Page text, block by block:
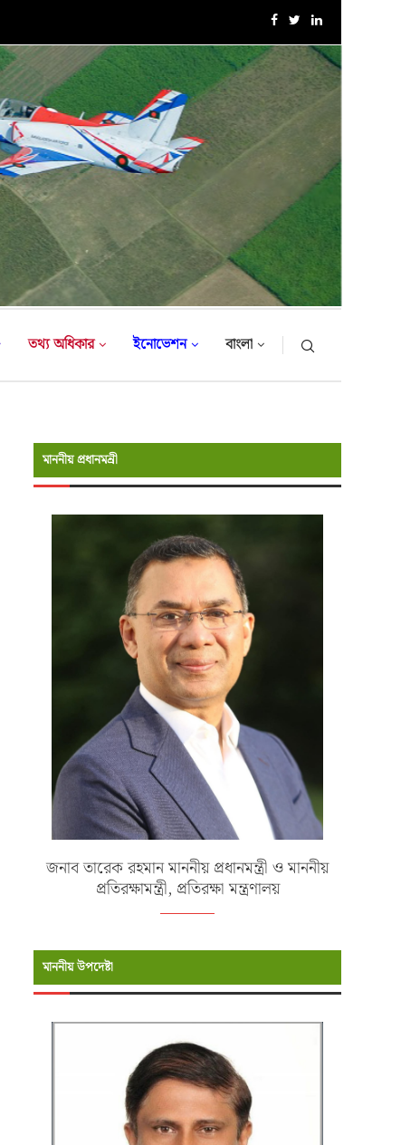
এক্সারসাইজ টাইগার লাইটনিং-২০২৬ এর উদ্বোধনী অনুষ্ঠান
তথ্য অধিকার ইনোভেশন বাংলা
মাননীয় প্রধানমন্রী
জনাব তারেক রহমান মাননীয় প্রধানমন্ত্রী ও মাননীয়
প্রতিরক্ষামন্ত্রী, প্রতিরক্ষা মন্ত্রণালয়
মাননীয় উপদেষ্টা